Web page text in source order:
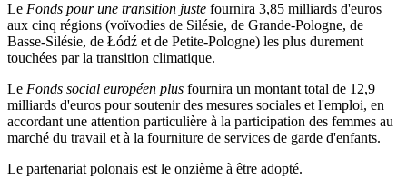
Le Fonds pour une transition juste fournira 3,85 milliards d'euros
aux cinq régions (voïvodies de Silésie, de Grande-Pologne, de
Basse-Silésie, de Łódź et de Petite-Pologne) les plus durement
touchées par la transition climatique.
Le Fonds social européen plus fournira un montant total de 12,9
milliards d'euros pour soutenir des mesures sociales et l'emploi, en
accordant une attention particulière à la participation des femmes au
marché du travail et à la fourniture de services de garde d'enfants.
Le partenariat polonais est le onzième à être adopté.